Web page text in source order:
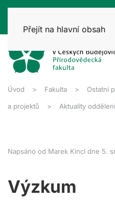
Přejít na hlavní obsah
Úvod Fakulta Ostatní
a projektů Aktuality oddělení
Napsáno od Marek Kincl dne 5.
Výzkum